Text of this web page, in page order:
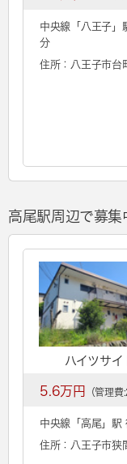
中央線「 八王子 」
分
住所：八王子市台
高尾駅周辺で募集
ハイツサイ
5.6万円 （管理
中央線「 高尾 」駅
住所：八王子市狭